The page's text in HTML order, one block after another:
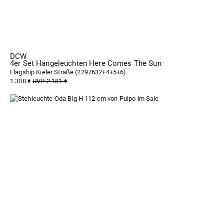
DCW
4er Set Hängeleuchten Here Comes The Sun
Flagship Kieler Straße (2297632+4+5+6)
1.308 €UVP 2.181 €